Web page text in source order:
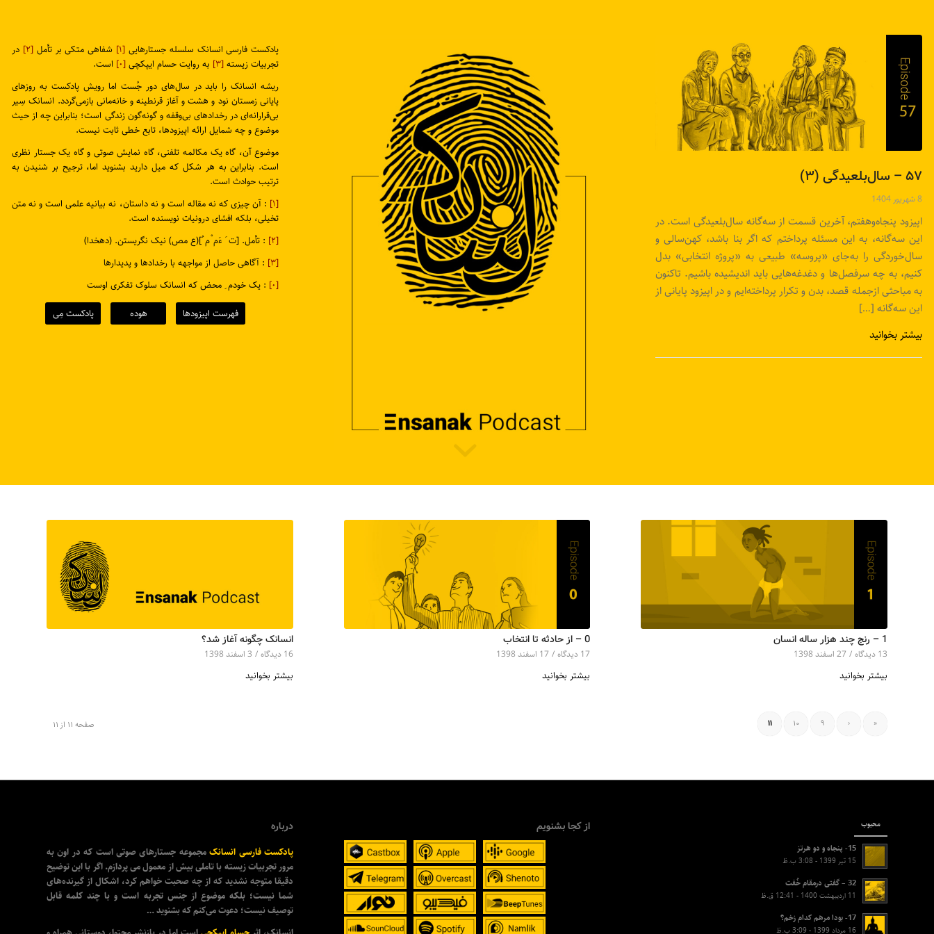
۵۷ – سال‌بلعیدگی (۳)
8 شهریور 1404
اپیزود پنجاه‌وهفتم، آخرین قسمت از سه‌گانه سال‌بلعیدگی است. در
این سه‌گانه، به این مسئله پرداختم که اگر بنا باشد، کهن‌سالی و
سال‌خوردگی را به‌جای «پروسه» طبیعی به «پروژه انتخابی» بدل
کنیم، به چه سرفصل‌ها و دغدغه‌هایی باید اندیشیده باشیم. تاکنون
به مباحثی ازجمله قصد، بدن و تکرار پرداخته‌ایم و در اپیزود پایانی از
این سه‌گانه […]
بیشتر بخوانید
پادکست فارسی انسانک سلسله جستارهایی [۱] شفاهی متکی بر تأمل[۲]
در
تجربیات زیسته [۳] به روایت حسام ایپکچی [۰]
است.
ریشه انسانک را باید در سال‌های دور جُست اما رویش پادکست به روزهای
پایانی زمستان نود و هشت و آغاز قرنطینه و خانه‌مانی بازمی‌گردد. انسانک سِیر
بی‌قرارانه‌ای در رخدادهای بی‌وقفه و گونه‌گون زندگی است؛ بنابراین چه از حیث
موضوع و چه شمایل ارائه اپیزودها، تابع خطی ثابت نیست.
موضوع آن، گاه یک مکالمه تلفنی، گاه نمایش صوتی و گاه یک جستار نظری
است. بنابراین به هر شکل که میل دارید بشنوید اما، ترجیح بر شنیدن به
ترتیب حوادث است.
[۱]
: آن چیزی که نه مقاله است و نه داستان، نه بیانیه علمی است و نه متن
تخیلی، بلکه افشای درونیات نویسنده است.
[۲]
: تأمل. [ت َ ءَم ْم ُ](ع مص) نیک نگریستن. (دهخدا)
[۳]
: آگاهی حاصل از مواجهه با رخدادها و پدیدارها
[۰]
: یک خودم ِ محض که انسانک سلوک تفکری اوست
فهرست اپیزودها هوده پادکست مِی
1 – رنج چند هزار ساله انسان
13 دیدگاه‌ / 27 اسفند 1398
بیشتر بخوانید
0 – از حادثه تا انتخاب
17 دیدگاه‌ / 17 اسفند 1398
بیشتر بخوانید
انسانک چگونه آغاز شد؟
16 دیدگاه‌ / 3 اسفند 1398
بیشتر بخوانید
صفحه 11 از 11 «
‹
9
10
11
محبوب
15- پنجاه و دو هرتز
15 تیر 1399 - 3:08 ب.ظ
32 – گفتی درمقام خُفت
11 اردیبهشت 1400 - 12:41 ق.ظ
17- بودا مرهم کدام زخم؟
16 مرداد 1399 - 3:09 ب.ظ
از کجا بشنویم درباره
پادکست فارسی انسانکمجموعه جستارهای صوتی است که در اون به
مرور تجربیات زیسته با تاملی بیش از معمول می پردازم. اگر با این توضیح
دقیقا متوجه نشدید که از چه صحبت خواهم کرد، اشکال از گیرنده‌های
شما نیست؛ بلکه موضوع از جنس تجربه است و با چند کلمه قابل
توصیف نیست؛ دعوت می‌کنم که بشنوید …